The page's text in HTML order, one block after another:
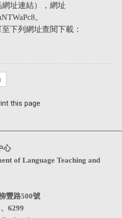
址連結），網址
。
下列網址查閱下載：
this page
心
of Language Teaching and
豐路500號
6299